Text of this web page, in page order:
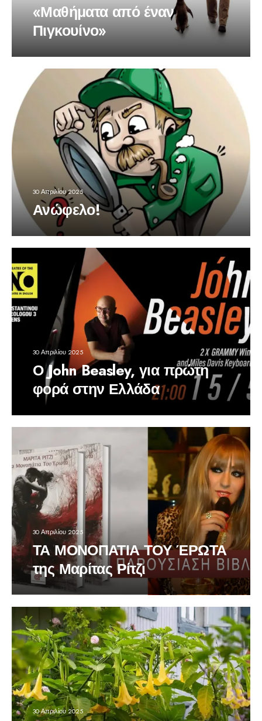
«Μαθήματα από έναν
Πιγκουίνο»
30 Απριλίου 2025
Ανώφελο!
30 Απριλίου 2025
Ο John Beasley, για πρώτη
φορά στην Ελλάδα
30 Απριλίου 2025
ΤΑ ΜΟΝΟΠΑΤΙΑ ΤΟΥ ΈΡΩΤΑ
της Μαρίτας Ρίτζι
30 Απριλίου 2025